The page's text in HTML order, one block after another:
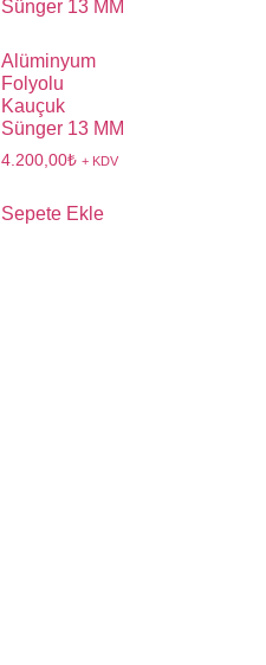
Alüminyum
Folyolu
Kauçuk
Sünger 13 MM
4.200,00₺ + KDV
Sepete Ekle